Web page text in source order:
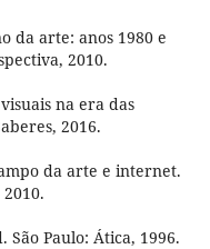
da arte: anos 1980 e
2010.
na era das
2016.
da arte e internet.
São Paulo: Ática, 1996.